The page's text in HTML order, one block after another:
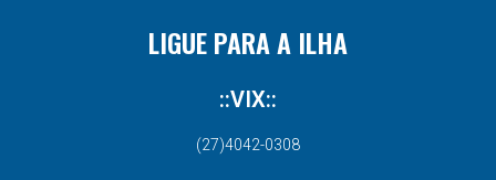
LIGUE PARA A ILHA
::VIX::
(27)4042-0308